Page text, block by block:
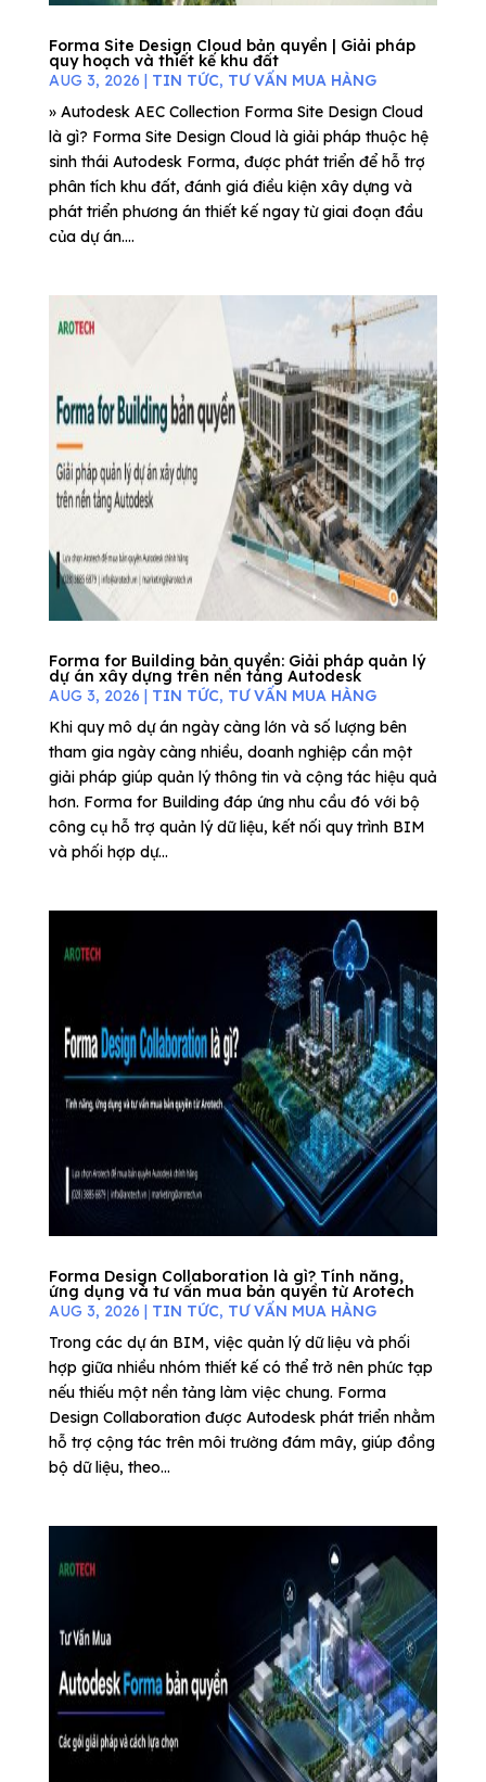
Forma Site Design Cloud bản quyền | Giải pháp
quy hoạch và thiết kế khu đất
AUG 3, 2026 | TIN TỨC, TƯ VẤN MUA HÀNG
» Autodesk AEC Collection Forma Site Design Cloud
là gì? Forma Site Design Cloud là giải pháp thuộc hệ
sinh thái Autodesk Forma, được phát triển để hỗ trợ
phân tích khu đất, đánh giá điều kiện xây dựng và
phát triển phương án thiết kế ngay từ giai đoạn đầu
của dự án....
Forma for Building bản quyền: Giải pháp quản lý
dự án xây dựng trên nền tảng Autodesk
AUG 3, 2026 | TIN TỨC, TƯ VẤN MUA HÀNG
Khi quy mô dự án ngày càng lớn và số lượng bên
tham gia ngày càng nhiều, doanh nghiệp cần một
giải pháp giúp quản lý thông tin và cộng tác hiệu quả
hơn. Forma for Building đáp ứng nhu cầu đó với bộ
công cụ hỗ trợ quản lý dữ liệu, kết nối quy trình BIM
và phối hợp dự...
Forma Design Collaboration là gì? Tính năng,
ứng dụng và tư vấn mua bản quyền từ Arotech
AUG 3, 2026 | TIN TỨC, TƯ VẤN MUA HÀNG
Trong các dự án BIM, việc quản lý dữ liệu và phối
hợp giữa nhiều nhóm thiết kế có thể trở nên phức tạp
nếu thiếu một nền tảng làm việc chung. Forma
Design Collaboration được Autodesk phát triển nhằm
hỗ trợ cộng tác trên môi trường đám mây, giúp đồng
bộ dữ liệu, theo...